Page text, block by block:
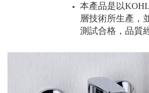
本產品是以
層技術所生產，
測試合格，品質